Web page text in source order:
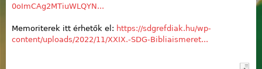
0oImCAg2MTiuWLQYN...
Memoriterek itt érhetők el: https://sdgrefdiak.hu/wp-
content/uploads/2022/11/XXIX.-SDG-Bibliaismeret...